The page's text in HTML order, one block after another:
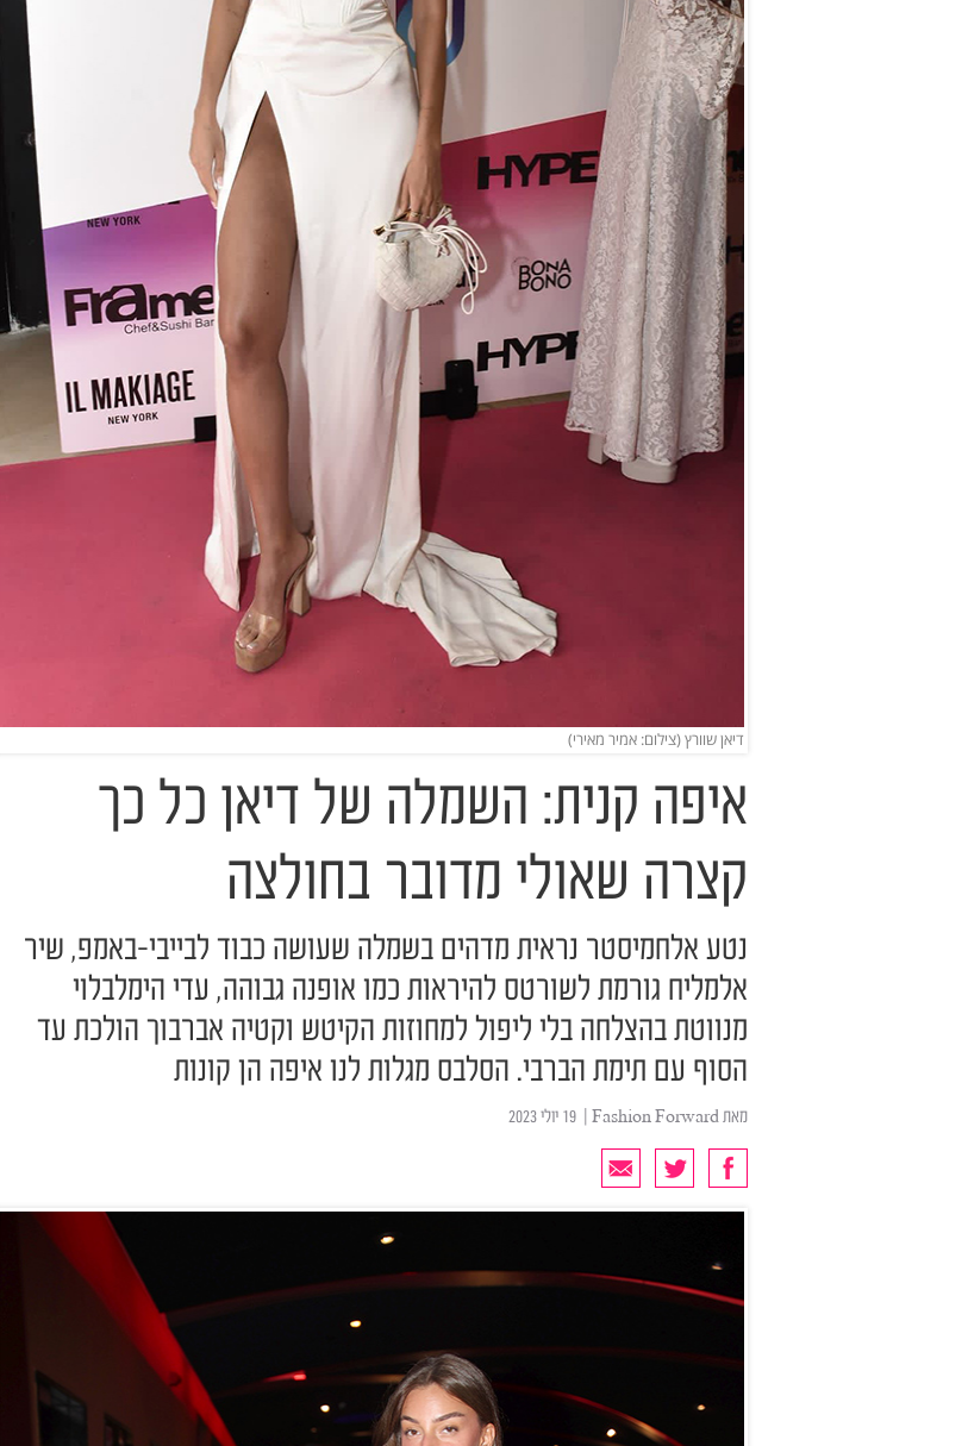
דיאן שוורץ (צילום: אמיר מאירי)
איפה קנית: השמלה של דיאן כל כך
קצרה שאולי מדובר בחולצה
נטע אלחמיסטר נראית מדהים בשמלה שעושה כבוד לבייבי-באמפ, שיר
אלמליח גורמת לשורטס להיראות כמו אופנה גבוהה, עדי הימלבלוי
מנווטת בהצלחה בלי ליפול למחוזות הקיטש וקטיה אברבוך הולכת עד
הסוף עם תימת הברבי. הסלבס מגלות לנו איפה הן קונות
מאתFashion Forward